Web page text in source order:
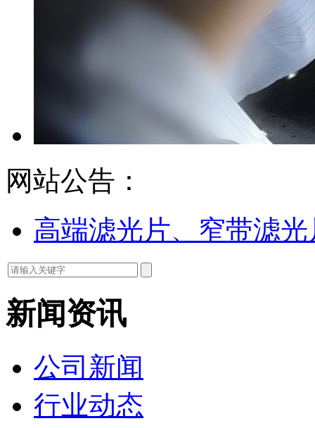
网站公告：
高端滤光片、窄带滤
新闻资讯
公司新闻
行业动态